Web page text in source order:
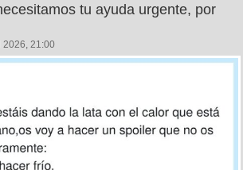
tu ayuda urgente, por
2026, 21:00